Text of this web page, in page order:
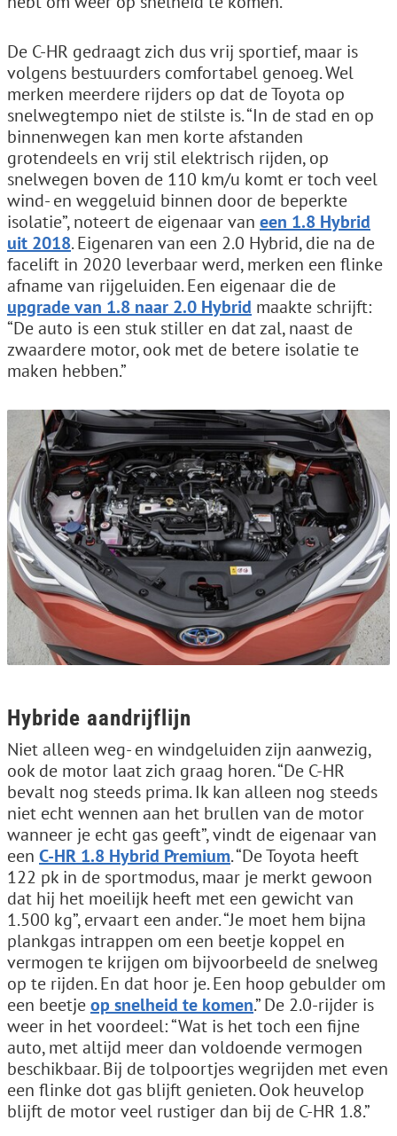
De C-HR gedraagt zich dus vrij sportief, maar is
volgens bestuurders comfortabel genoeg. Wel
merken meerdere rijders op dat de Toyota op
snelwegtempo niet de stilste is. “In de stad en op
binnenwegen kan men korte afstanden
grotendeels en vrij stil elektrisch rijden, op
snelwegen boven de 110 km/u komt er toch veel
wind- en weggeluid binnen door de beperkte
isolatie”, noteert de eigenaar van een 1.8 Hybrid
uit 2018. Eigenaren van een 2.0 Hybrid, die na de
facelift in 2020 leverbaar werd, merken een flinke
afname van rijgeluiden. Een eigenaar die de
upgrade van 1.8 naar 2.0 Hybrid maakte schrijft:
“De auto is een stuk stiller en dat zal, naast de
zwaardere motor, ook met de betere isolatie te
maken hebben.”
Hybride aandrijflijn
Niet alleen weg- en windgeluiden zijn aanwezig,
ook de motor laat zich graag horen. “De C-HR
bevalt nog steeds prima. Ik kan alleen nog steeds
niet echt wennen aan het brullen van de motor
wanneer je echt gas geeft”, vindt de eigenaar van
een C-HR 1.8 Hybrid Premium. “De Toyota heeft
122 pk in de sportmodus, maar je merkt gewoon
dat hij het moeilijk heeft met een gewicht van
1.500 kg”, ervaart een ander. “Je moet hem bijna
plankgas intrappen om een beetje koppel en
vermogen te krijgen om bijvoorbeeld de snelweg
op te rijden. En dat hoor je. Een hoop gebulder om
een beetjeop snelheid te komen.” De 2.0-rijder is
weer in het voordeel: “Wat is het toch een fijne
auto, met altijd meer dan voldoende vermogen
beschikbaar. Bij de tolpoortjes wegrijden met even
een flinke dot gas blijft genieten. Ook heuvelop
blijft de motor veel rustiger dan bij de C-HR 1.8.”